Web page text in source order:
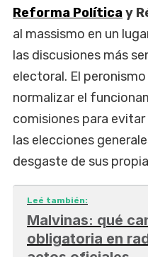
Reforma Políticay
al massismo en un
las discusiones más
electoral. El
normalizar el
comisiones para
las elecciones
desgaste de sus
Leé también:
Malvinas: qué
obligatoria en